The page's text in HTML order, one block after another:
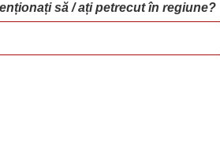
OBIECTIVE
Murfatlar
să / ați petrecut în regiune?